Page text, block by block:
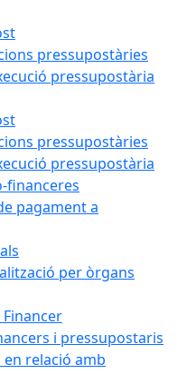
pressupostàries
pressupostària
pressupostàries
pressupostària
financeres
pagament a
per òrgans
Financer
i pressupostaris
relació amb